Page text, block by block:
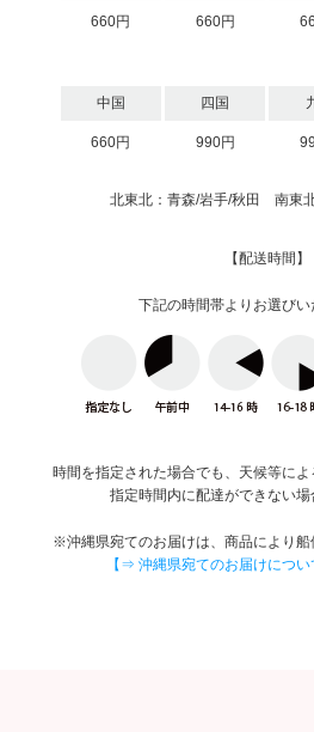
660円 660円
中国 四国
660円 990円
北東北：青森/岩手/秋田 南東
【配送時間】
下記の時間帯よりお選びい
時間を指定された場合でも、天候等に
指定時間内に配達ができない場
※沖縄県宛てのお届けは、商品により船
【⇒ 沖縄県宛てのお届けについ